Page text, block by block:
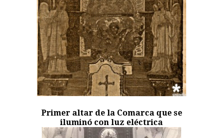
Primer altar de la Comarca que se
iluminó con luz eléctrica